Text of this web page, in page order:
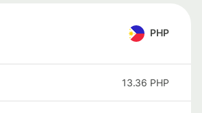
PHP
13.36 PHP